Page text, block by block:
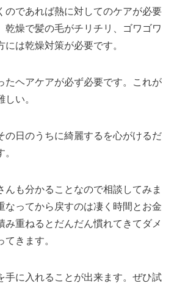
のであれば熱に対してのケアが必要
乾燥で髪の毛がチリチリ、ゴワゴワ
は乾燥対策が必要です。
たヘアケアが必ず必要です。これが
い。
の日のうちに綺麗するを心がけるだ
んも分かることなので相談してみま
なってから戻すのは凄く時間とお金
み重ねるとだんだん慣れてきてダメ
きます。
手に入れることが出来ます。ぜひ試